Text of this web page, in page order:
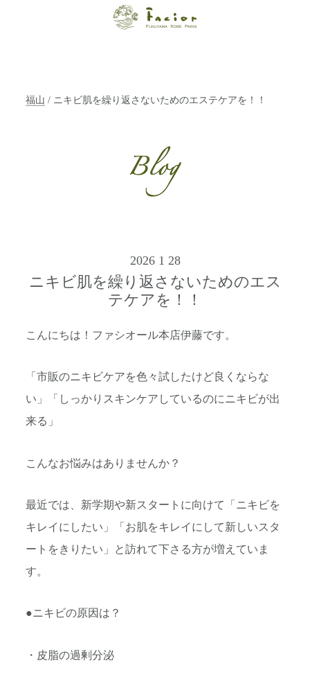
ン ファシオー
輝く美をトータ
ルでご提案しま
す。
福山 / ニキビ肌を繰り返さないためのエステケアを！！
2026 1 28
ニキビ肌を繰り返さないためのエス
テケアを！！
こんにちは！ファシオール本店伊藤です。
「市販のニキビケアを色々試したけど良くならな
い」「しっかりスキンケアしているのにニキビが出
来る」
こんなお悩みはありませんか？
最近では、新学期や新スタートに向けて「ニキビを
キレイにしたい」「お肌をキレイにして新しいスタ
ートをきりたい」と訪れて下さる方が増えていま
す。
●ニキビの原因は？
・皮脂の過剰分泌